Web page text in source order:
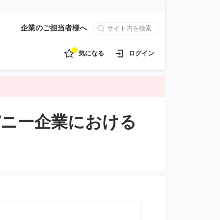
企業のご担当者様へ
気になる ログイン
ー企業における